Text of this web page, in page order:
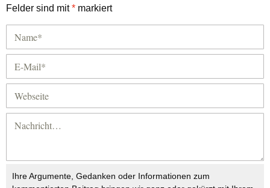
Felder sind mit* markiert
Ihre Argumente, Gedanken oder Informationen zum